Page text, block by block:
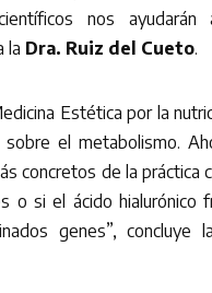
nos
la Dra. Ruiz del Cueto.
Estética por la
el metabolismo.
concretos de la práctica
o si el ácido hialurónico
genes”, concluye la